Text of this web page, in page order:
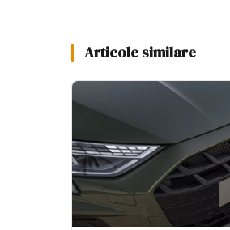
Articole similare